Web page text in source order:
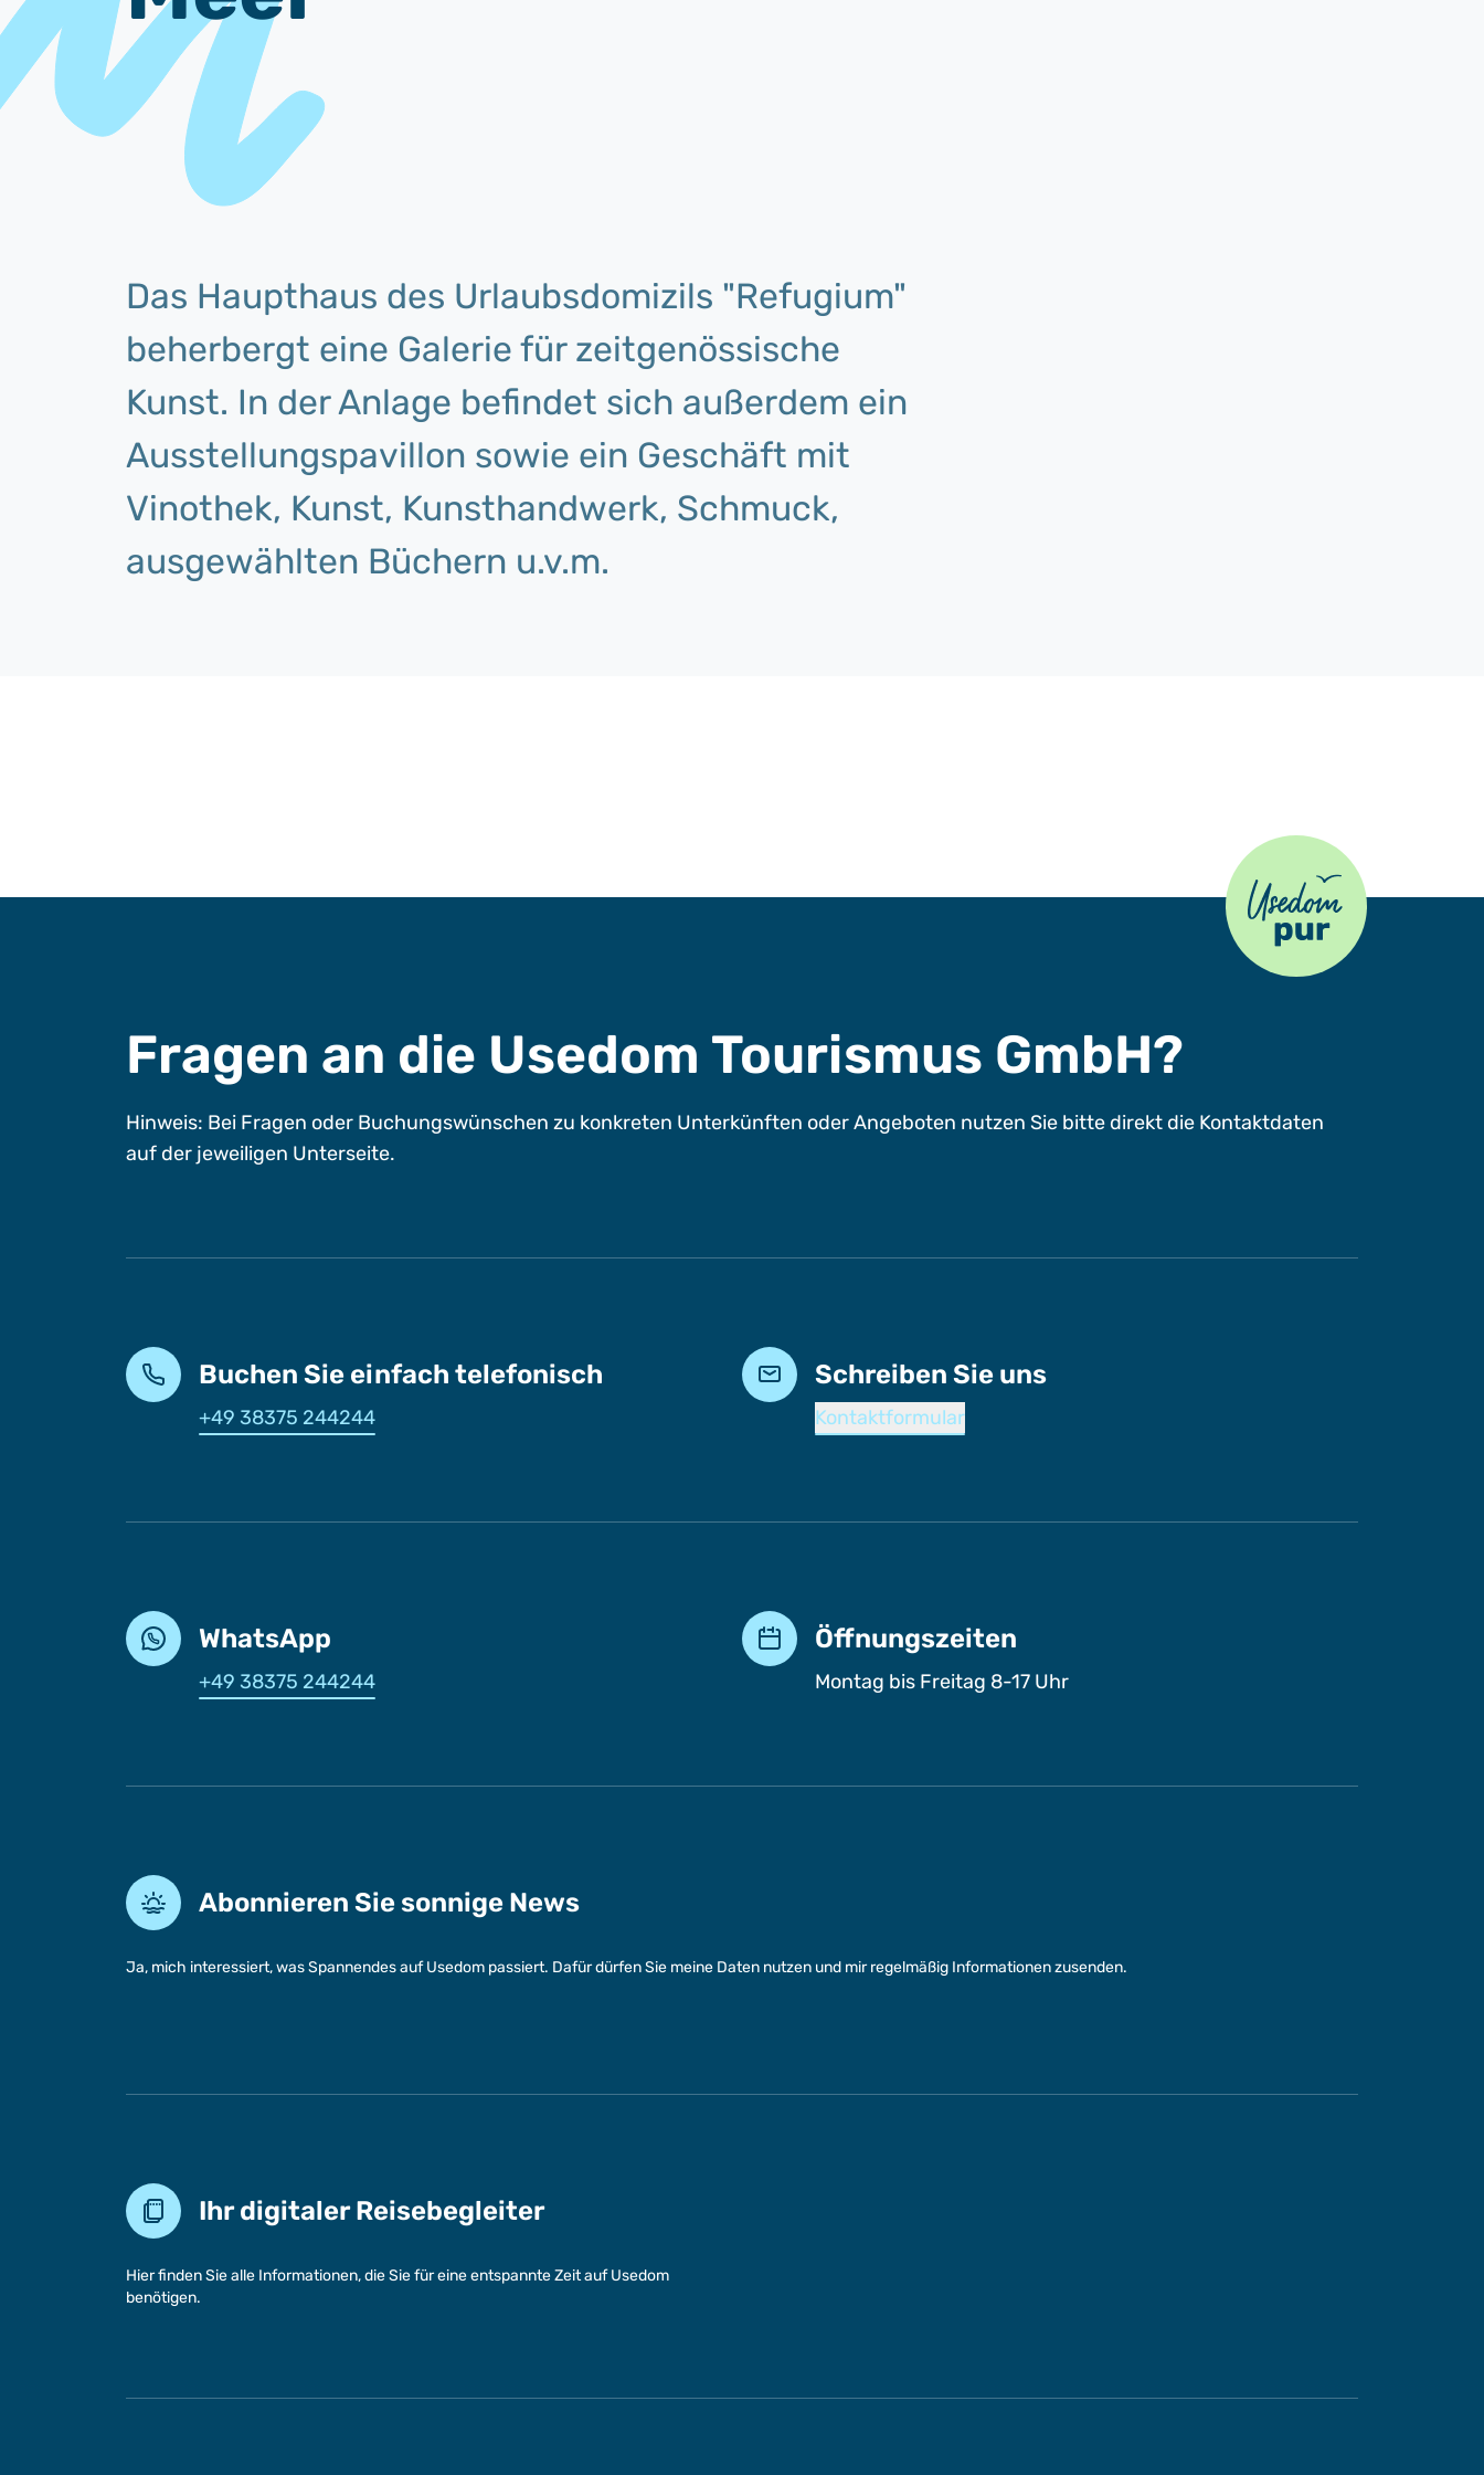
Das Haupthaus des Urlaubsdomizils "Refugium"
beherbergt eine Galerie für zeitgenössische
Kunst. In der Anlage befindet sich außerdem ein
Ausstellungspavillon sowie ein Geschäft mit
Vinothek, Kunst, Kunsthandwerk, Schmuck,
ausgewählten Büchern u.v.m.
Usedom Pur
Fragen an die Usedom Tourismus GmbH?
Hinweis: Bei Fragen oder Buchungswünschen zu konkreten Unterkünften oder Angeboten nutzen Sie bitte direkt die Kontaktdaten
auf der jeweiligen Unterseite.
Buchen Sie einfach telefonisch
+49 38375 244244
Schreiben Sie uns
Kontaktformular
WhatsApp
+49 38375 244244
Öffnungszeiten
Montag bis Freitag 8-17 Uhr
Abonnieren Sie sonnige News
Ja, mich interessiert, was Spannendes auf Usedom passiert. Dafür dürfen Sie meine Daten nutzen und mir regelmäßig Informationen zusenden.
Ihr digitaler Reisebegleiter
Hier finden Sie alle Informationen, die Sie für eine entspannte Zeit auf Usedom
benötigen.